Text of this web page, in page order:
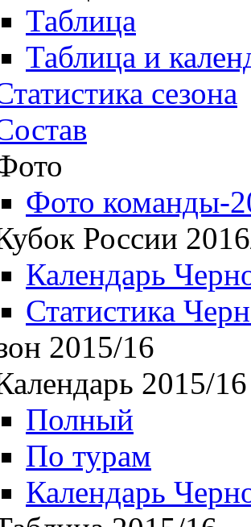
Таблица
Таблица и
сезона
Фото команды-
России
Календарь
Статистика
2015/16
2015/16
Полный
По турам
Календарь